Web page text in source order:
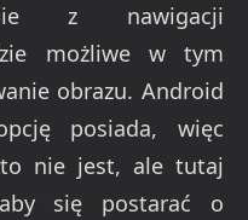
z nawigacji
możliwe w tym
obrazu. Android
posiada, więc
nie jest, ale tutaj
się postarać o